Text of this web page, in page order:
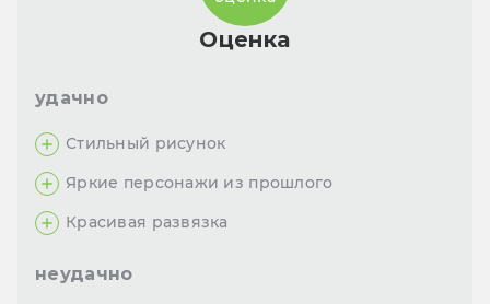
Оценка
удачно
Стильный рисунок
Яркие персонажи из прошлого
Красивая развязка
неудачно